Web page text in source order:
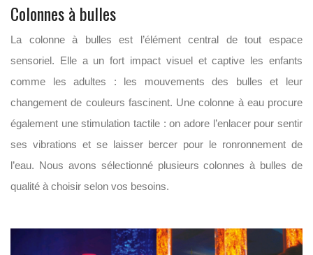
Colonnes à bulles
La colonne à bulles est l’élément central de tout espace
sensoriel. Elle a un fort impact visuel et captive les enfants
comme les adultes : les mouvements des bulles et leur
changement de couleurs fascinent. Une colonne à eau procure
également une stimulation tactile : on adore l’enlacer pour sentir
ses vibrations et se laisser bercer pour le ronronnement de
l’eau. Nous avons sélectionné plusieurs colonnes à bulles de
qualité à choisir selon vos besoins.